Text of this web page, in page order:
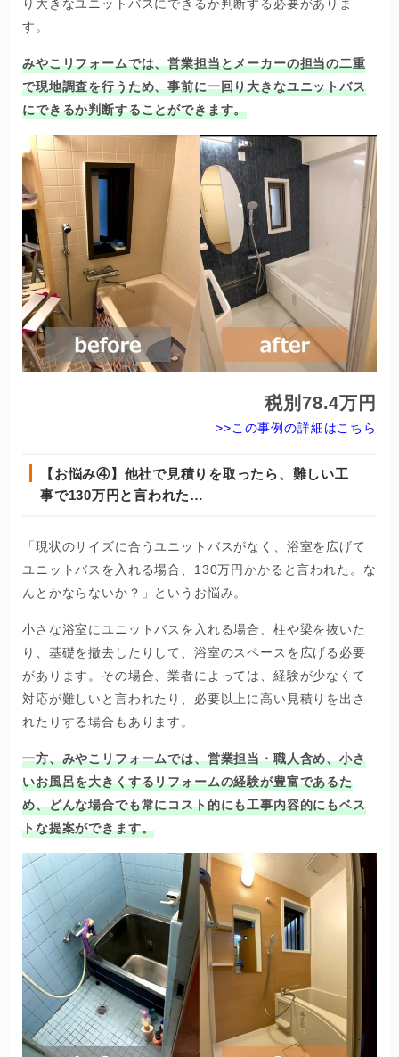
り大きなユニットバスにできるか判断する必要がありま
す。
みやこリフォームでは、営業担当とメーカーの担当の二重
で現地調査を行うため、事前に一回り大きなユニットバス
にできるか判断することができます。
税別78.4万円
>>この事例の詳細はこちら
【お悩み④】他社で見積りを取ったら、難しい工
事で130万円と言われた…
「現状のサイズに合うユニットバスがなく、浴室を広げて
ユニットバスを入れる場合、130万円かかると言われた。な
んとかならないか？」というお悩み。
小さな浴室にユニットバスを入れる場合、柱や梁を抜いた
り、基礎を撤去したりして、浴室のスペースを広げる必要
があります。その場合、業者によっては、経験が少なくて
対応が難しいと言われたり、必要以上に高い見積りを出さ
れたりする場合もあります。
一方、みやこリフォームでは、営業担当・職人含め、小さ
いお風呂を大きくするリフォームの経験が豊富であるた
め、どんな場合でも常にコスト的にも工事内容的にもベス
トな提案ができます。